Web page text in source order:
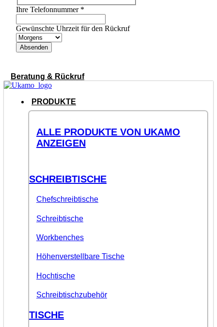
Ihre Telefonnummer *
Gewünschte Uhrzeit für den Rückruf
Absenden
Beratung & Rückruf
PRODUKTE
ALLE PRODUKTE VON UKAMO
ANZEIGEN
SCHREIBTISCHE
Chefschreibtische
Schreibtische
Workbenches
Höhenverstellbare Tische
Hochtische
Schreibtischzubehör
TISCHE